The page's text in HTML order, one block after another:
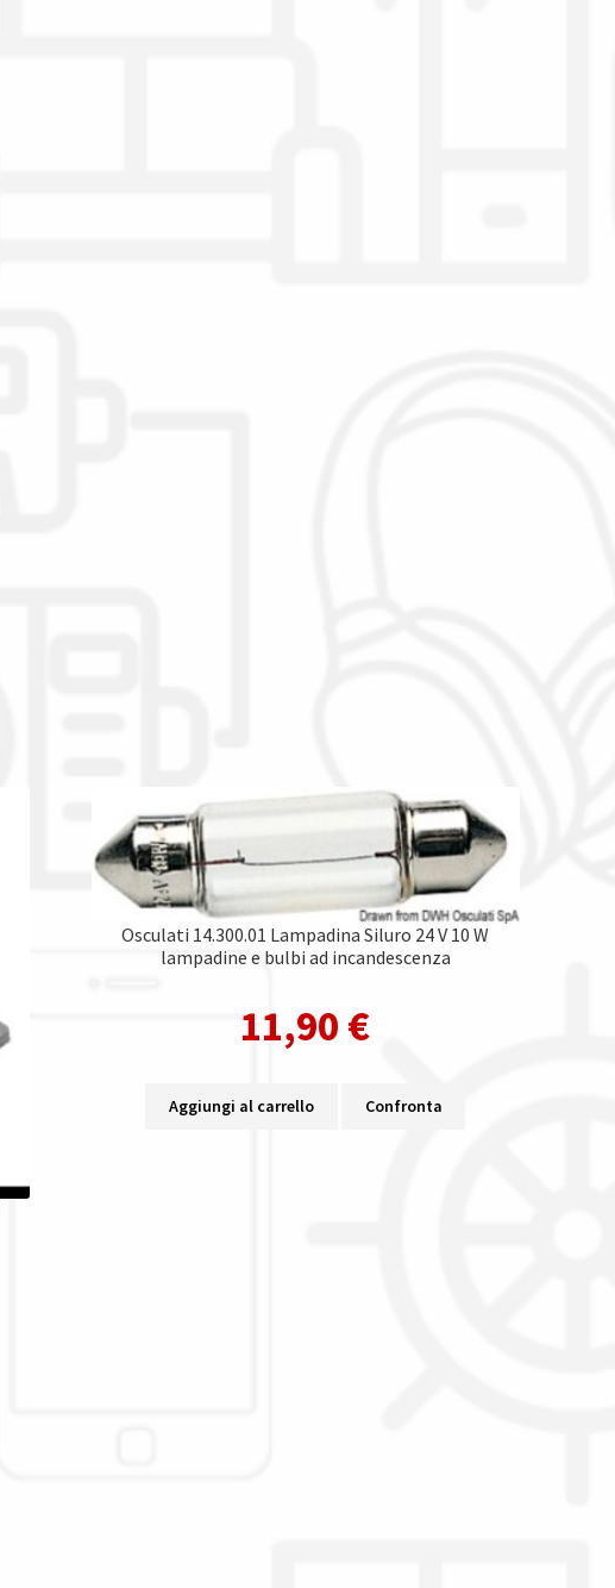
Osculati 14.300.01 Lampadina Siluro 24 V 10 W
lampadine e bulbi ad incandescenza
11,90 €
Aggiungi al carrello Confronta